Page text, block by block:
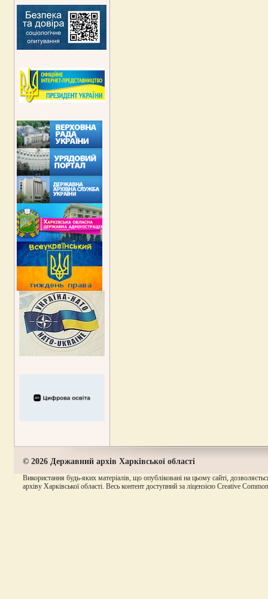
© 2026 Державний архів Харківської області
Використання будь-яких матеріалів, що опубліковані на цьому сайті,
архіву Харківської області. Весь контент доступний за ліцензією Creative